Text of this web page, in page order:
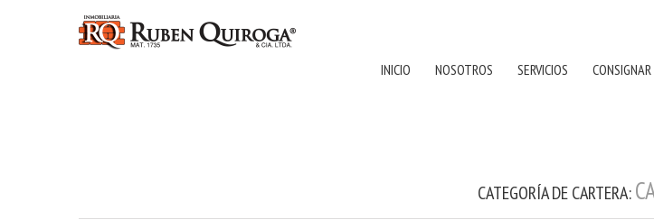
INICIO NOSOTROS SERVICIOS
CATEGORÍA DE CARTERA: